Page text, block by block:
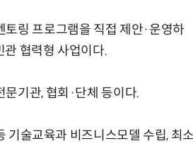
링 프로그램을 직접 제안·운영하
관 협력형 사업이다.
기관, 협회·단체 등이다.
기술교육과 비즈니스모델 수립, 최소